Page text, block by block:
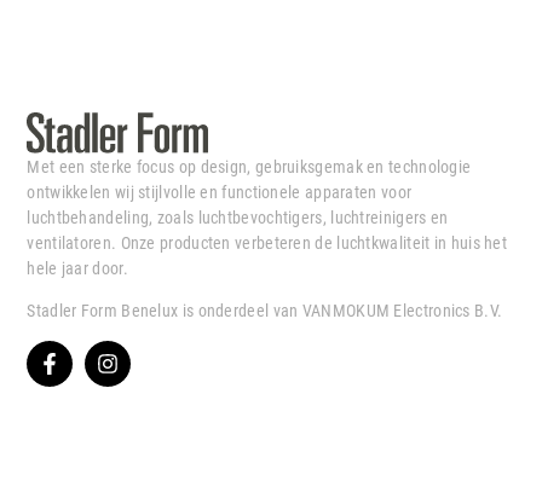
Met een sterke focus op design, gebruiksgemak en technologie
ontwikkelen wij stijlvolle en functionele apparaten voor
luchtbehandeling, zoals luchtbevochtigers, luchtreinigers en
ventilatoren. Onze producten verbeteren de luchtkwaliteit in huis het
hele jaar door.
Stadler Form Benelux is onderdeel van VANMOKUM Electronics B.V.